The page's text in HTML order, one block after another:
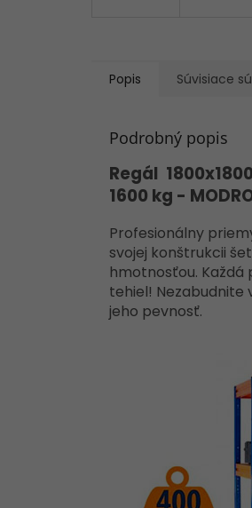
Popis Súvisiace
Podrobný popis
Regál
1600 kg -
Profesionálny
svojej konštrukcii
hmotnosťou. Každá
tehiel! Nezabudnite
jeho pevnosť.